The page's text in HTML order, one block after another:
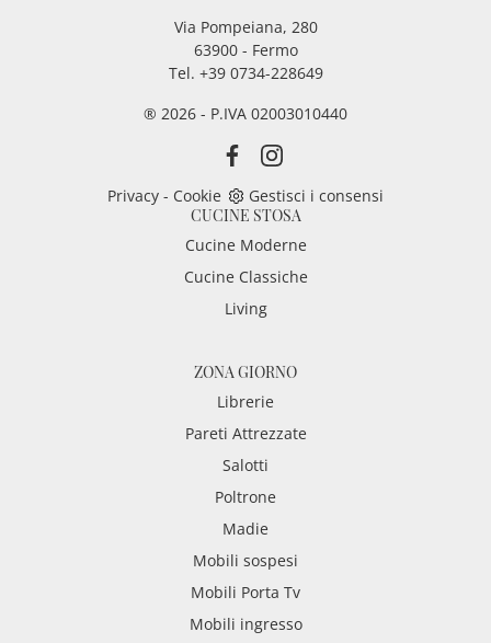
Via Pompeiana, 280
63900 - Fermo
Tel. +39 0734-228649
® 2026 - P.IVA 02003010440
Privacy - Cookie
Gestisci i consensi
CUCINE STOSA
Cucine Moderne
Cucine Classiche
Living
ZONA GIORNO
Librerie
Pareti Attrezzate
Salotti
Poltrone
Madie
Mobili sospesi
Mobili Porta Tv
Mobili ingresso